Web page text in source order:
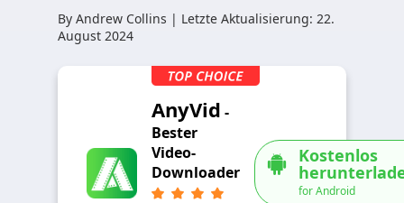
By Andrew Collins | Letzte Aktualisierung: 22.
August 2024
AnyVid -
Bester
Video-
Downloader
Kostenlos
for Android